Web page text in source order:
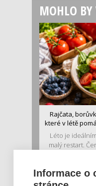
MOHLO
Rajčata,
které v létě
Léto je
malý restart.
Informace o